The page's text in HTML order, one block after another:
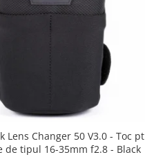
Lens Changer 50 V3.0 - Toc pt
de tipul 16-35mm f2.8 - Black